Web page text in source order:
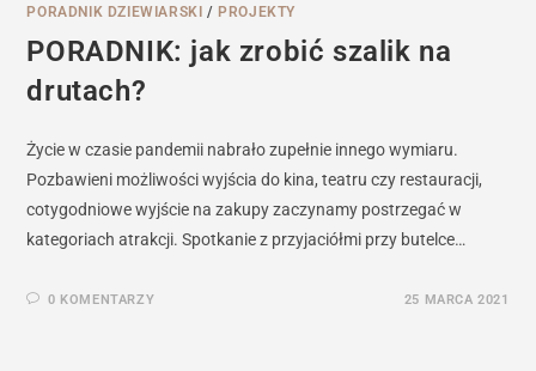
PORADNIK DZIEWIARSKI / PROJEKTY
PORADNIK: jak zrobić szalik na
drutach?
Życie w czasie pandemii nabrało zupełnie innego wymiaru.
Pozbawieni możliwości wyjścia do kina, teatru czy restauracji,
cotygodniowe wyjście na zakupy zaczynamy postrzegać w
kategoriach atrakcji. Spotkanie z przyjaciółmi przy butelce…
0 KOMENTARZY 25 MARCA 2021